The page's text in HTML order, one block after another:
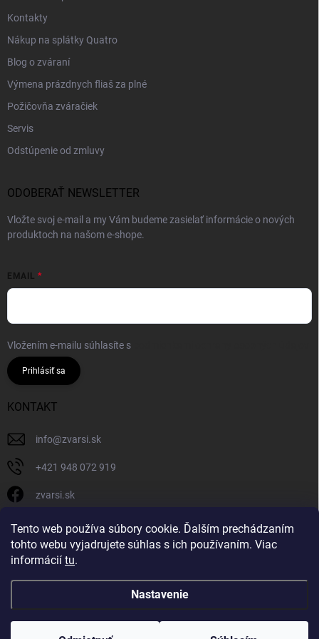
Tento web používa súbory cookie. Ďalším prechádzaním
tohto webu vyjadrujete súhlas s ich používaním. Viac
informácií tu.
Nastavenie
Kontakty
Nákup na splátky Quatro
Blog o zváraní
Výmena prázdnych fliaš za plné
Požičovňa zváračiek
Servis
Odstúpenie od zmluvy
ODOBERAŤ NEWSLETTER
Vložte svoj e-mail a my Vám budeme zasielať informácie o nových
produktoch na našom e-shope.
EMAIL
Vložením e-mailu súhlasíte s
Prihlásiť sa
KONTAKT
info@zvarsi.sk
+421 948 072 919
zvarsi.sk
zvarsi.sk
Copyright 2026 . Všetky práva vyhradené.